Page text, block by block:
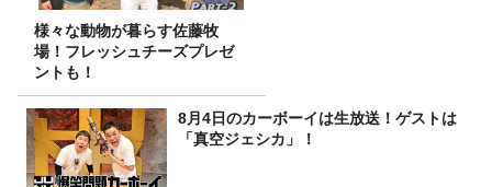
様々な動物が暮らす佐藤牧
場！フレッシュチーズプレゼ
ントも！
8月4日のカーボーイは生放送！ゲストは
「真空ジェシカ」！